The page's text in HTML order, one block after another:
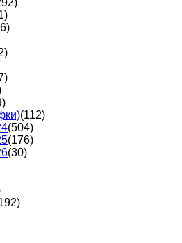
(112)
(504)
(176)
(30)